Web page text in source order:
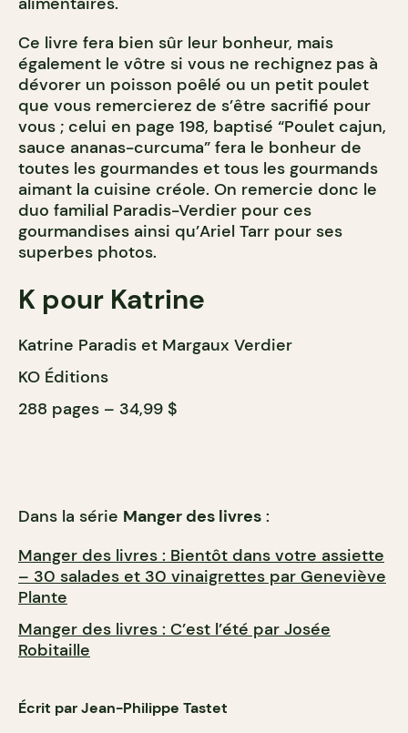
Ce livre fera bien sûr leur bonheur, mais
également le vôtre si vous ne rechignez pas à
dévorer un poisson poêlé ou un petit poulet
que vous remercierez de s’être sacrifié pour
vous ; celui en page 198, baptisé “Poulet cajun,
sauce ananas-curcuma” fera le bonheur de
toutes les gourmandes et tous les gourmands
aimant la cuisine créole. On remercie donc le
duo familial Paradis-Verdier pour ces
gourmandises ainsi qu’Ariel Tarr pour ses
superbes photos.
K pour Katrine
Katrine Paradis et Margaux Verdier
KO Éditions
288 pages – 34,99 $
Dans la série Manger des livres :
Manger des livres : Bientôt dans votre assiette
– 30 salades et 30 vinaigrettes par Geneviève
Plante
Manger des livres : C’est l’été par Josée
Robitaille
Écrit par Jean-Philippe Tastet